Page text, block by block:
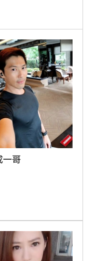
清涼比基照狂洗
然而全身照仍秀出
。
一哥
媳婦》、《甘味人
演員時不管什麼角
，好在他不放棄，
嬌妻也跟著曝光，
蓁。